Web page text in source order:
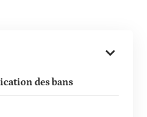
des bans